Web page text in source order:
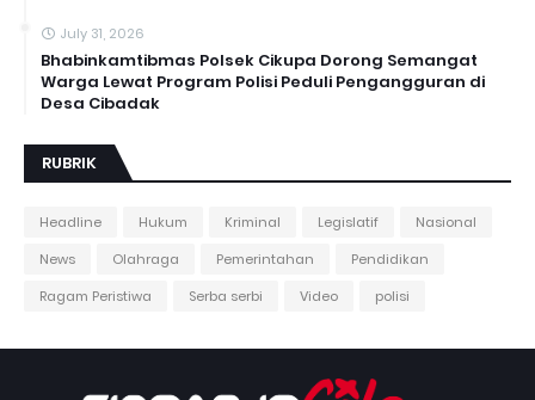
July 31, 2026
Bhabinkamtibmas Polsek Cikupa Dorong Semangat
Warga Lewat Program Polisi Peduli Pengangguran di
Desa Cibadak
RUBRIK
Headline Hukum Kriminal Legislatif
Nasional
News
Olahraga Pemerintahan
Pendidikan
Ragam Peristiwa
Serba serbi Video polisi